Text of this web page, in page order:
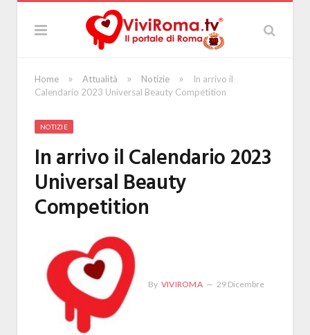
Home » Attualità » Notizie »
In arrivo il
Calendario 2023 Universal Beauty Competition
NOTIZIE
In arrivo il Calendario 2023
Universal Beauty
Competition
By VIVIROMA 29 Dicembre